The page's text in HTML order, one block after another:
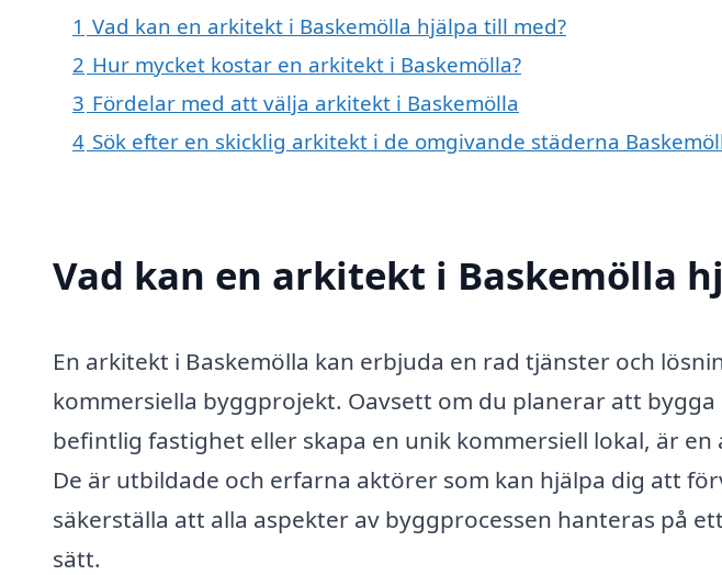
1 Vad kan en arkitekt i Baskemölla hjälpa till med?
2 Hur mycket kostar en arkitekt i Baskemölla?
3 Fördelar med att välja arkitekt i Baskemölla
4 Sök efter en skicklig arkitekt i de omgivande städerna
Vad kan en arkitekt i Baskemölla
En arkitekt i Baskemölla kan erbjuda en rad tjänster och
kommersiella byggprojekt. Oavsett om du planerar att
befintlig fastighet eller skapa en unik kommersiell lokal, är
De är utbildade och erfarna aktörer som kan hjälpa dig att
säkerställa att alla aspekter av byggprocessen hanteras på
sätt.